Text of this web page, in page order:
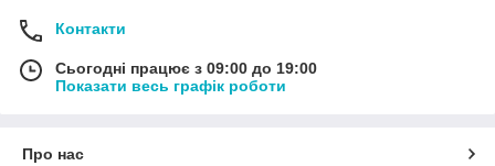
Контакти
Сьогодні працює з 09:00 до 19:00
Показати весь графік роботи
Про нас